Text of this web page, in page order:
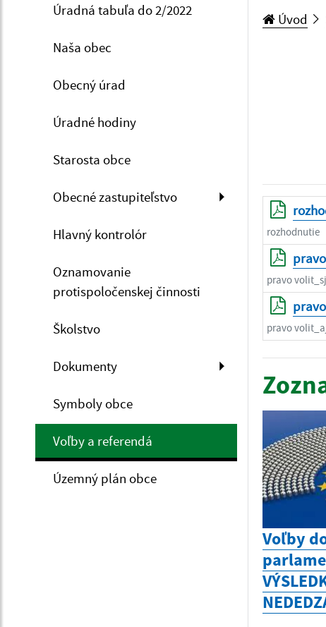
Úradná tabuľa do 2/2022
Naša obec
Obecný úrad
Úradné hodiny
Starosta obce
Obecné zastupiteľstvo
Hlavný kontrolór
Oznamovanie
protispoločenskej činnosti
Školstvo
Dokumenty
Symboly obce
Voľby a referendá
Územný plán obce
Úvod
rozhodnutie
pravo volit_sj
pravo
Voľby